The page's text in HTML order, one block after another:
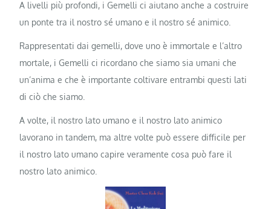
A livelli più profondi, i Gemelli ci aiutano anche a costruire
un ponte tra il nostro sé umano e il nostro sé animico.
Rappresentati dai gemelli, dove uno è immortale e l’altro
mortale, i Gemelli ci ricordano che siamo sia umani che
un’anima e che è importante coltivare entrambi questi lati
di ciò che siamo.
A volte, il nostro lato umano e il nostro lato animico
lavorano in tandem, ma altre volte può essere difficile per
il nostro lato umano capire veramente cosa può fare il
nostro lato animico.